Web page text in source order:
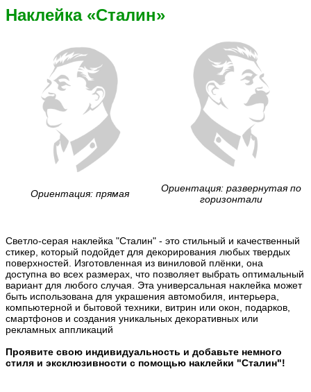
Наклейка «Сталин»
Ориентация: прямая
Ориентация: развернутая по
горизонтали
Светло-серая наклейка "Сталин" - это стильный и качественный
стикер, который подойдет для декорирования любых твердых
поверхностей. Изготовленная из виниловой плёнки, она
доступна во всех размерах, что позволяет выбрать оптимальный
вариант для любого случая. Эта универсальная наклейка может
быть использована для украшения автомобиля, интерьера,
компьютерной и бытовой техники, витрин или окон, подарков,
смартфонов и создания уникальных декоративных или
рекламных аппликаций
Проявите свою индивидуальность и добавьте немного
стиля и эксклюзивности с помощью наклейки "Сталин"!